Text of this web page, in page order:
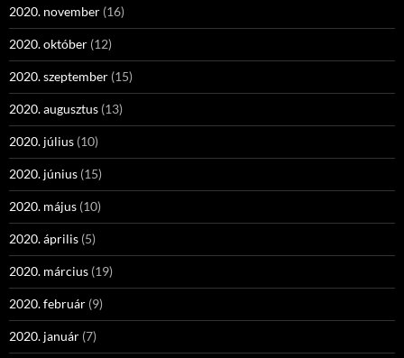
2020. november (16)
2020. október (12)
2020. szeptember (15)
2020. augusztus (13)
2020. július (10)
2020. június (15)
2020. május (10)
2020. április (5)
2020. március (19)
2020. február (9)
2020. január (7)